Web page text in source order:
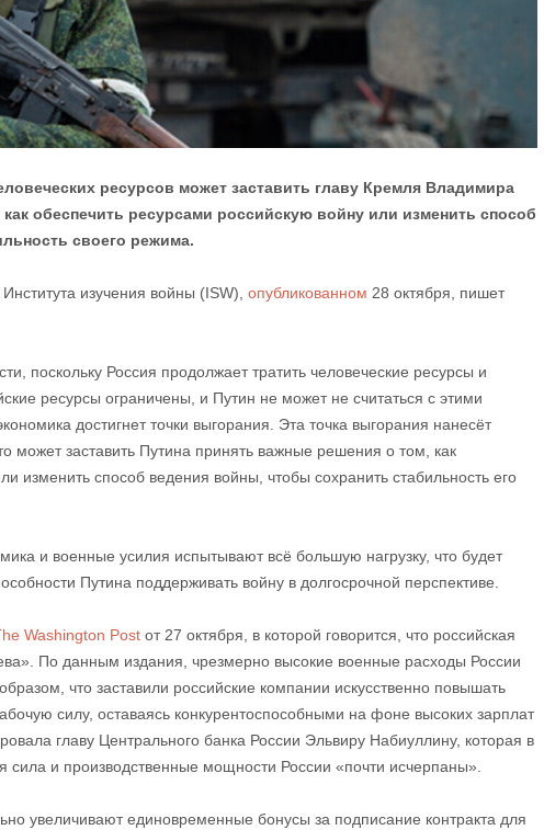
ресурсов может заставить главу Кремля Владимира
обеспечить ресурсами российскую войну или изменить способ
своего режима.
изучения войны (ISW), опубликованном 28 октября, пишет
поскольку Россия продолжает тратить человеческие ресурсы и
ресурсы ограничены, и Путин не может не считаться с этими
достигнет точки выгорания. Эта точка выгорания нанесёт
может заставить Путина принять важные решения о том, как
изменить способ ведения войны, чтобы сохранить стабильность его
и военные усилия испытывают всё большую нагрузку, что будет
Путина поддерживать войну в долгосрочной перспективе.
Washington Post от 27 октября, в которой говорится, что российская
По данным издания, чрезмерно высокие военные расходы России
что заставили российские компании искусственно повышать
силу, оставаясь конкурентоспособными на фоне высоких зарплат
главу Центрального банка России Эльвиру Набиуллину, которая в
сила и производственные мощности России «почти исчерпаны».
увеличивают единовременные бонусы за подписание контракта для